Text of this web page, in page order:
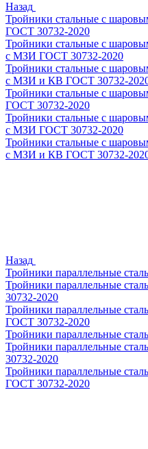
Назад
Тройники стальные с
ГОСТ 30732-2020
Тройники стальные с
с МЗИ ГОСТ 30732-2020
Тройники стальные с
с МЗИ и КВ ГОСТ 30732-
Тройники стальные с
ГОСТ 30732-2020
Тройники стальные с
с МЗИ ГОСТ 30732-2020
Тройники стальные с
с МЗИ и КВ ГОСТ 30732-
Назад
Тройники параллельные
Тройники параллельные
30732-2020
Тройники параллельные
ГОСТ 30732-2020
Тройники параллельные
Тройники параллельные
30732-2020
Тройники параллельные
ГОСТ 30732-2020